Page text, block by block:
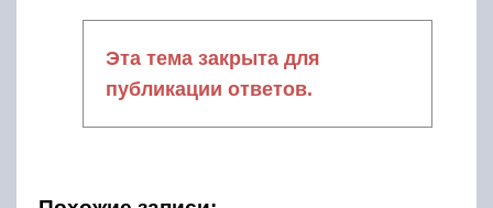
Эта тема закрыта для
публикации ответов.